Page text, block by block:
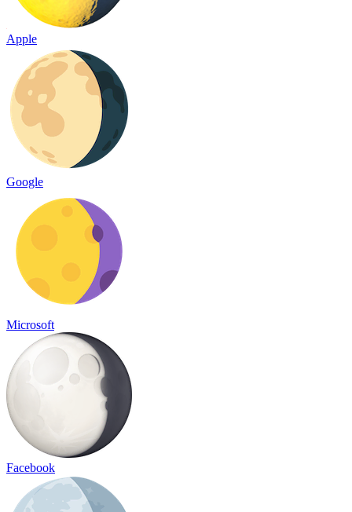
Apple
Google
Microsoft
Facebook